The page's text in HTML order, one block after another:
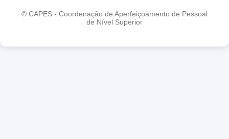
© CAPES - Coordenação de Aperfeiçoamento de Pessoal
de Nível Superior